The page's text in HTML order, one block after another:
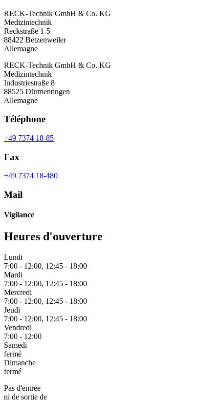
RECK-Technik GmbH & Co. KG
Medizintechnik
Reckstraße 1-5
88422 Betzenweiler
Allemagne
RECK-Technik GmbH & Co. KG
Medizintechnik
Industriestraße 8
88525 Dürmentingen
Allemagne
Téléphone
+49 7374 18-85
Fax
+49 7374 18-480
Mail
Vigilance
Heures d'ouverture
Lundi
7:00 - 12:00, 12:45 - 18:00
Mardi
7:00 - 12:00, 12:45 - 18:00
Mercredi
7:00 - 12:00, 12:45 - 18:00
Jeudi
7:00 - 12:00, 12:45 - 18:00
Vendredi
7:00 - 12:00
Samedi
fermé
Dimanche
fermé
Pas d'entrée
ni de sortie de